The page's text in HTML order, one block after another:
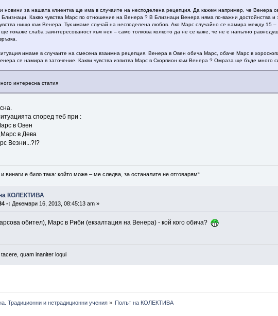
новини за нашата клиентка ще има в случаите на несподелена рецепция. Да кажем например, че Венера
Близнаци. Какво чувства Марс по отношение на Венера ? В Близнаци Венера няма по-важни достойнства
нищо към Венера. Тук имаме случай на несподелена любов. Ако Марс случайно се намира между 15
покаже слаба заинтересованост към нея – само толкова колкото да не се каже, че не е напълно
имаме в случаите на смесена взаимна рецепция. Венера в Овен обича Марс, обаче Марс в
се намира в заточение. Какви чувства изпитва Марс в Скорпион към Венера ? Омраза ще бъде много
интересна статия
според теб при :
в Овен
в Дева
Везни...?!?
винаги е било така: който може – ме следва, за останалите не отговарям“
КОЛЕКТИВА
-: Декември 16, 2013, 08:45:13 am »
обител), Марс в Риби (екзалтация на Венера) - кой кого обича?
quam inaniter loqui
Традиционни и нетрадиционни учения » Полът на КОЛЕКТИВА